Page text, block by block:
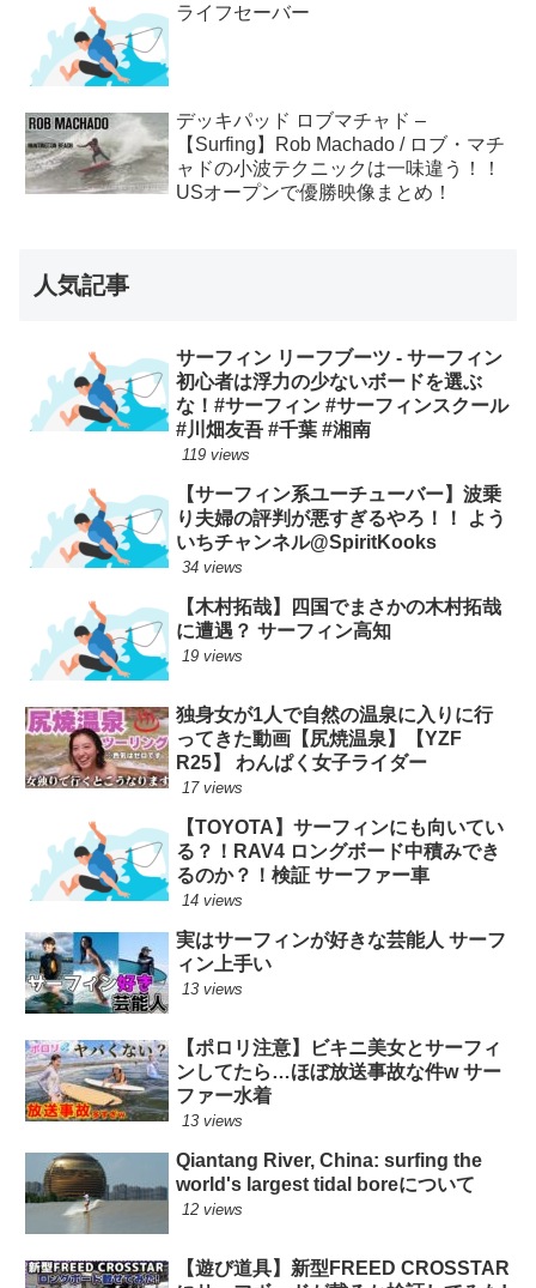
ライフセーバー
デッキパッド ロブマチャド –
【Surfing】Rob Machado / ロブ・マチ
ャドの小波テクニックは一味違う！！
USオープンで優勝映像まとめ！
人気記事
サーフィン リーフブーツ - サーフィン
初心者は浮力の少ないボードを選ぶ
な！#サーフィン #サーフィンスクール
#川畑友吾 #千葉 #湘南
119 views
【サーフィン系ユーチューバー】波乗
り夫婦の評判が悪すぎるやろ！！ よう
いちチャンネル@SpiritKooks
34 views
【木村拓哉】四国でまさかの木村拓哉
に遭遇？ サーフィン高知
19 views
独身女が1人で自然の温泉に入りに行
ってきた動画【尻焼温泉】【YZF
R25】 わんぱく女子ライダー
17 views
【TOYOTA】サーフィンにも向いてい
る？！RAV4 ロングボード中積みでき
るのか？！検証 サーファー車
14 views
実はサーフィンが好きな芸能人 サーフ
ィン上手い
13 views
【ポロリ注意】ビキニ美女とサーフィ
ンしてたら…ほぼ放送事故な件w サー
ファー水着
13 views
Qiantang River, China: surfing the
world's largest tidal boreについて
12 views
【遊び道具】新型FREED CROSSTAR